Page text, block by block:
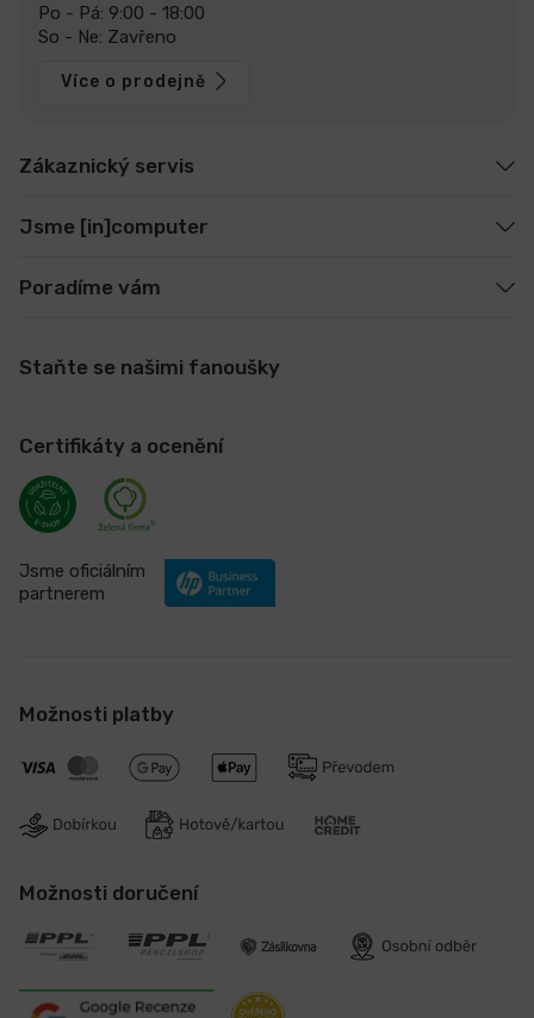
Po - Pá: 9:00 - 18:00
So - Ne: Zavřeno
Více o prodejně
Zákaznický servis
Jsme [in]computer
Poradíme vám
Staňte se našimi fanoušky
Certifikáty a ocenění
Jsme oficiálním
partnerem
Možnosti platby
Možnosti doručení